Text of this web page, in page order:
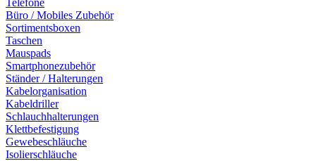
Büro / Mobiles Zubehör
Sortimentsboxen
Taschen
Mauspads
Smartphonezubehör
Ständer / Halterungen
Kabelorganisation
Kabeldriller
Schlauchhalterungen
Klettbefestigung
Gewebeschläuche
Isolierschläuche